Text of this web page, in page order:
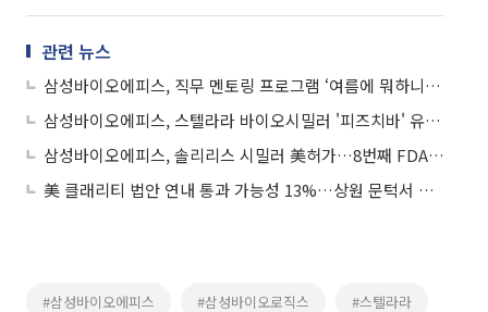
관련 뉴스
삼성바이오에피스, 직무 멘토링 프로그램 ‘여름에 뭐하니?’ 진행
삼성바이오에피스, 스텔라라 바이오시밀러 '피즈치바' 유럽 출시
삼성바이오에피스, 솔리리스 시밀러 美허가…8번째 FDA 승인
美 클래리티 법안 연내 통과 가능성 13%…상원 문턱서 제동
#삼성바이오에피스 #삼성바이오로직스 #스텔라라